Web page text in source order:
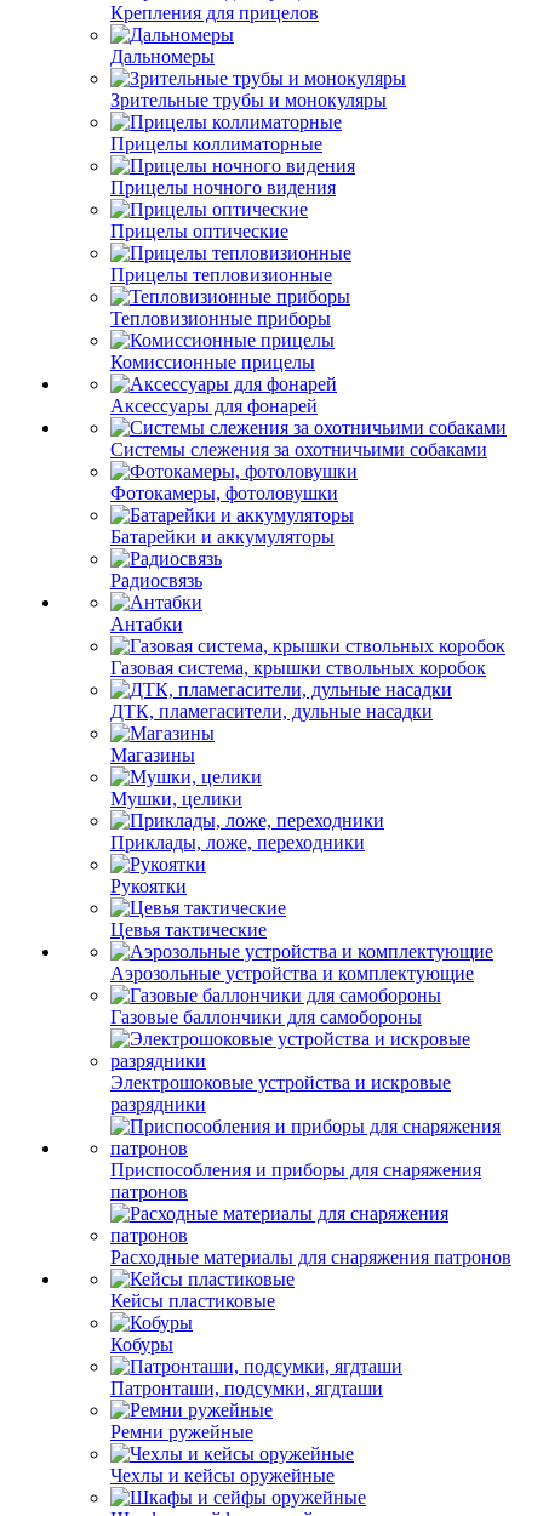
Крепления для прицелов
Дальномеры
Зрительные трубы и монокуляры
Прицелы коллиматорные
Прицелы ночного видения
Прицелы оптические
Прицелы тепловизионные
Тепловизионные приборы
Комиссионные прицелы
Аксессуары для фонарей
Системы слежения за охотничьими собаками
Фотокамеры, фотоловушки
Батарейки и аккумуляторы
Радиосвязь
Антабки
Газовая система, крышки ствольных коробок
ДТК, пламегасители, дульные насадки
Магазины
Мушки, целики
Приклады, ложе, переходники
Рукоятки
Цевья тактические
Аэрозольные устройства и комплектующие
Газовые баллончики для самобороны
Электрошоковые устройства и искровые
разрядники
Приспособления и приборы для снаряжения
патронов
Расходные материалы для снаряжения патронов
Кейсы пластиковые
Кобуры
Патронташи, подсумки, ягдташи
Ремни ружейные
Чехлы и кейсы оружейные